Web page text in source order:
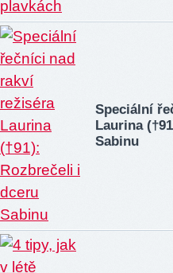
Speciální
Laurina
Sabinu